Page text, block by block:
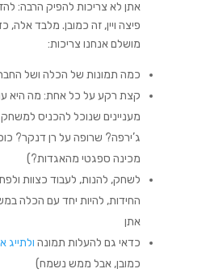
אתן לא צריכות להפיק הרבה:
פיצה ויין, זה כמובן. מלבד אלה,
מושלם אנחנו צריכות:
כמה תמונות של הכלה ושל
קצת רקע על כל אחת: מה היא
מעניינים שנוכל להכניס
ג’ירפה? שרופה על רן דנקר?
מכינה ספגטי מהאגדות?)
לשחק, להנות, לעבוד כצוות
החידות, להיות יחד עם הכלה
אתן
כדאי גם להעלות תמונה ולתייג
כמובן, אבל ממש נשמח)